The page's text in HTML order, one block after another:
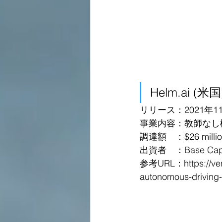
Helm.ai (米
リリース：2021年
事業内容：教師な
調達額　：$26
出資者　：Base
参考URL： https://
autonomous-